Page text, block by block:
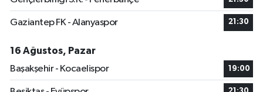
Gaziantep FK - Alanyaspor 21:30
16 Ağustos, Pazar
Başakşehir - Kocaelispor
19:00